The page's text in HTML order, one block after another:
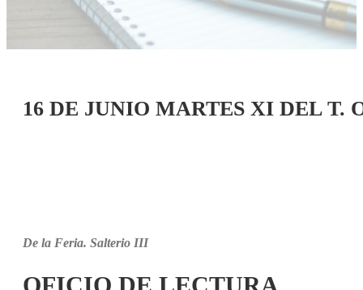
16 DE JUNIO MARTES XI DEL T.
De la Feria. Salterio III